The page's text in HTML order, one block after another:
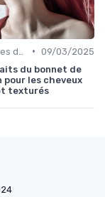
• 09/03/2025
du bonnet de
pour les cheveux
texturés